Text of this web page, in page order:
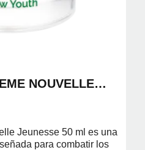
NOUVELLE
Jeunesse 50 ml es una
para combatir los